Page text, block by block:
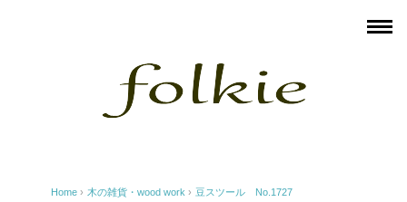
Home › 木の雑貨・wood work › 豆スツール No.1727